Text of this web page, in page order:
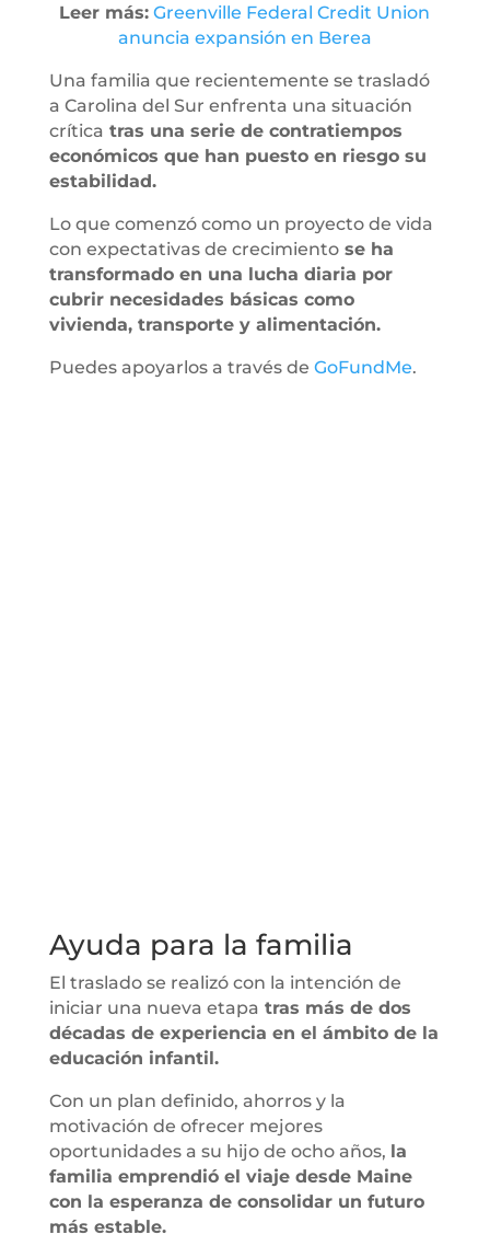
Leer más: Greenville Federal Credit Union
anuncia expansión en Berea
Una familia que recientemente se trasladó
a Carolina del Sur enfrenta una situación
crítica tras una serie de contratiempos
económicos que han puesto en riesgo su
estabilidad.
Lo que comenzó como un proyecto de vida
con expectativas de crecimientose ha
transformado en una lucha diaria por
cubrir necesidades básicas como
vivienda, transporte y alimentación.
Puedes apoyarlos a través de GoFundMe.
Ayuda para la familia
El traslado se realizó con la intención de
iniciar una nueva etapa tras más de dos
décadas de experiencia en el ámbito de la
educación infantil.
Con un plan definido, ahorros y la
motivación de ofrecer mejores
oportunidades a su hijo de ocho años, la
familia emprendió el viaje desde Maine
con la esperanza de consolidar un futuro
más estable.